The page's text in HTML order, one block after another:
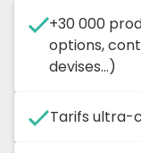
+30 000
options,
devises...)
Tarifs ultra-